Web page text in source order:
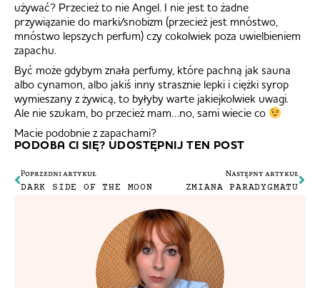
używać? Przecież to nie Angel. I nie jest to żadne
przywiązanie do marki/snobizm (przecież jest mnóstwo,
mnóstwo lepszych perfum) czy cokolwiek poza uwielbieniem
zapachu.
Być może gdybym znała perfumy, które pachną jak sauna
albo cynamon, albo jakiś inny strasznie lepki i ciężki syrop
wymieszany z żywicą, to byłyby warte jakiejkolwiek uwagi.
Ale nie szukam, bo przecież mam…no, sami wiecie co
Macie podobnie z zapachami?
PODOBA CI SIĘ? UDOSTĘPNIJ TEN POST
Poprzedni artykuł
DARK SIDE OF THE MOON
Następny artykuł
ZMIANA PARADYGMATU